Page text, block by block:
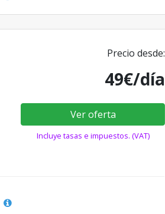
Precio desde:
49€/día
Ver oferta
Incluye tasas e impuestos. (VAT)